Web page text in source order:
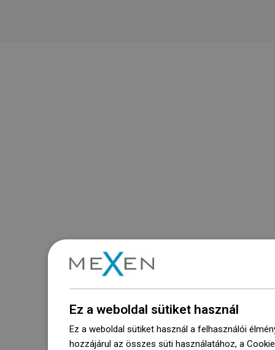
Ez a weboldal sütiket használ
Ez a weboldal sütiket használ a felhasználói
hozzájárul az összes süti használatához, a